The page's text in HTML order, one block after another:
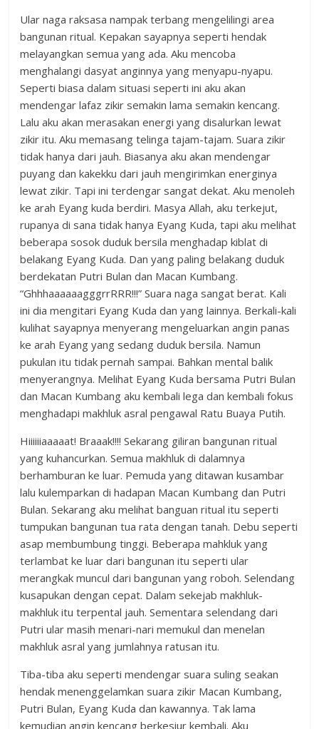
Ular naga raksasa nampak terbang mengelilingi area
bangunan ritual. Kepakan sayapnya seperti hendak
melayangkan semua yang ada. Aku mencoba
menghalangi dasyat anginnya yang menyapu-nyapu.
Seperti biasa dalam situasi seperti ini aku akan
mendengar lafaz zikir semakin lama semakin kencang.
Lalu aku akan merasakan energi yang disalurkan lewat
zikir itu. Aku memasang telinga tajam-tajam. Suara zikir
tidak hanya dari jauh. Biasanya aku akan mendengar
puyang dan kakekku dari jauh mengirimkan energinya
lewat zikir. Tapi ini terdengar sangat dekat. Aku menoleh
ke arah Eyang kuda berdiri. Masya Allah, aku terkejut,
rupanya di sana tidak hanya Eyang Kuda, tapi aku melihat
beberapa sosok duduk bersila menghadap kiblat di
belakang Eyang Kuda. Dan yang paling belakang duduk
berdekatan Putri Bulan dan Macan Kumbang.
“GhhhaaaaaagggrrRRR!!!” Suara naga sangat berat. Kali
ini dia mengitari Eyang Kuda dan yang lainnya. Berkali-kali
kulihat sayapnya menyerang mengeluarkan angin panas
ke arah Eyang yang sedang duduk bersila. Namun
pukulan itu tidak pernah sampai. Bahkan mental balik
menyerangnya. Melihat Eyang Kuda bersama Putri Bulan
dan Macan Kumbang aku kembali lega dan kembali fokus
menghadapi makhluk asral pengawal Ratu Buaya Putih.
Hiiiiiiaaaaat! Braaak!!!! Sekarang giliran bangunan ritual
yang kuhancurkan. Semua makhluk di dalamnya
berhamburan ke luar. Pemuda yang ditawan kusambar
lalu kulemparkan di hadapan Macan Kumbang dan Putri
Bulan. Sekarang aku melihat banguan ritual itu seperti
tumpukan bangunan tua rata dengan tanah. Debu seperti
asap membumbung tinggi. Beberapa mahkluk yang
terlambat ke luar dari bangunan itu seperti ular
merangkak muncul dari bangunan yang roboh. Selendang
kusapukan dengan cepat. Dalam sekejab makhluk-
makhluk itu terpental jauh. Sementara selendang dari
Putri ular masih menari-nari memukul dan menelan
makhluk asral yang jumlahnya ratusan itu.
Tiba-tiba aku seperti mendengar suara suling seakan
hendak menenggelamkan suara zikir Macan Kumbang,
Putri Bulan, Eyang Kuda dan kawannya. Tak lama
kemudian angin kencang berkesiur kembali. Aku